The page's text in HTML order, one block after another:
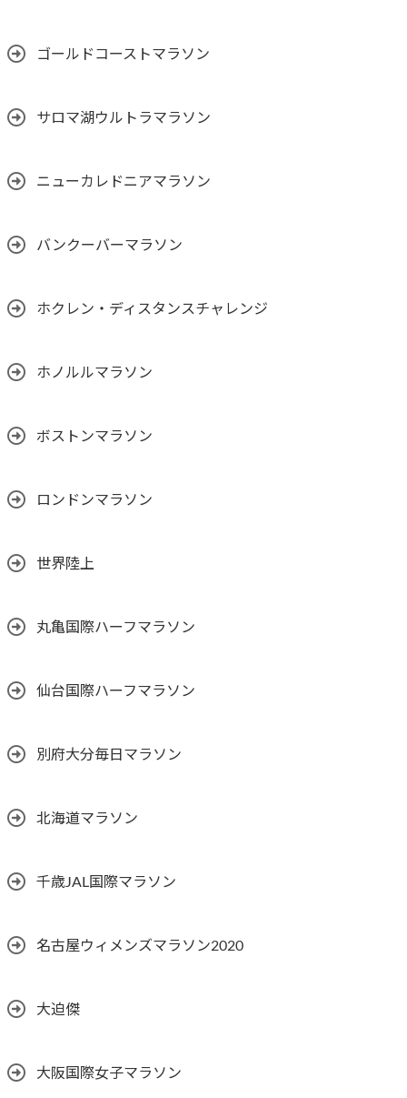
ゴールドコーストマラソン
サロマ湖ウルトラマラソン
ニューカレドニアマラソン
バンクーバーマラソン
ホクレン・ディスタンスチャレンジ
ホノルルマラソン
ボストンマラソン
ロンドンマラソン
世界陸上
丸亀国際ハーフマラソン
仙台国際ハーフマラソン
別府大分毎日マラソン
北海道マラソン
千歳JAL国際マラソン
名古屋ウィメンズマラソン2020
大迫傑
大阪国際女子マラソン